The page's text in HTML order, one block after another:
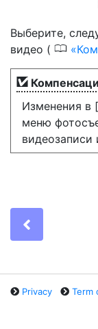
Выберите,
видео ( 0
Изменения в [
меню
видеозаписи
Privacy Term